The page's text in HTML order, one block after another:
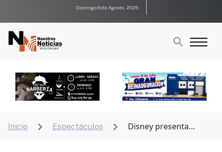
Domingo 9 de Agosto, 2026
Inicio  Espectáculos 
Disney presenta